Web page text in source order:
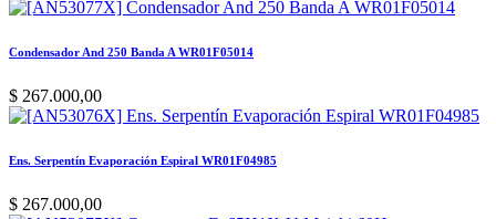
Condensador And 250 Banda A WR01F05014
$ 267.000,00
Ens. Serpentín Evaporación Espiral WR01F04985
$ 267.000,00